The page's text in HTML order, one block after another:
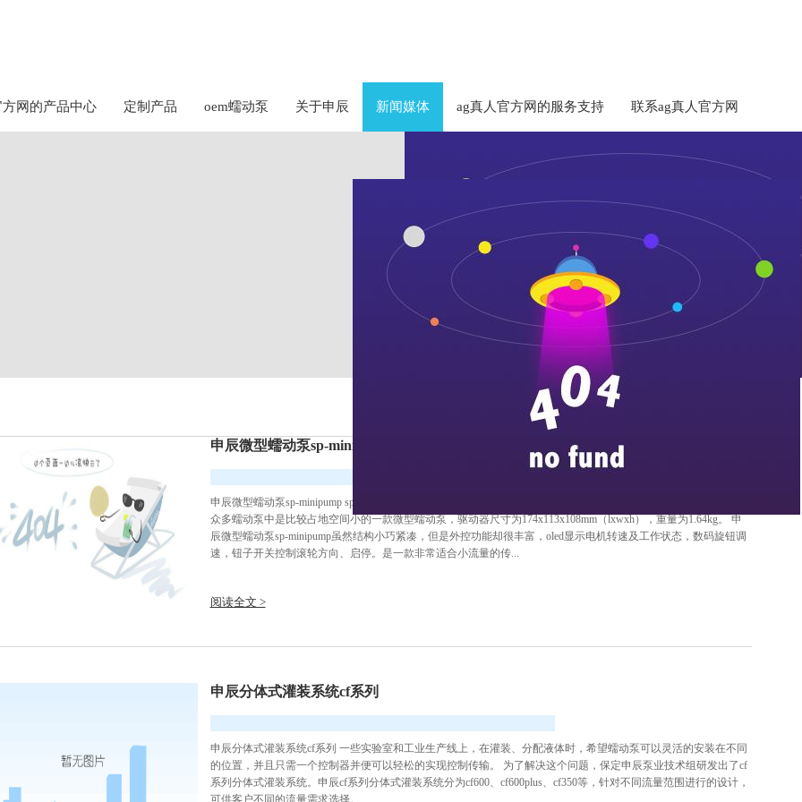
联系ag真人官方网
ag真人官方网的服务支持
新闻媒体
关于申辰
oem蠕动泵
定制产品
网的产品中心
申辰微型蠕动泵sp-minipump
申辰微型蠕动泵sp-minipump sp_minpump蠕动泵是申辰蠕动泵中一款紧凑型蠕动泵。此款蠕动泵如它名字一般，在
众多蠕动泵中是比较占地空间小的一款微型蠕动泵，驱动器尺寸为174x113x108mm（lxwxh），重量为1.64kg。 申
辰微型蠕动泵sp-minipump虽然结构小巧紧凑，但是外控功能却很丰富，oled显示电机转速及工作状态，数码旋钮调
速，钮子开关控制滚轮方向、启停。是一款非常适合小流量的传...
阅读全文 >
申辰分体式灌装系统cf系列
申辰分体式灌装系统cf系列 一些实验室和工业生产线上，在灌装、分配液体时，希望蠕动泵可以灵活的安装在不同
的位置，并且只需一个控制器并便可以轻松的实现控制传输。 为了解决这个问题，保定申辰泵业技术组研发出了cf
系列分体式灌装系统。申辰cf系列分体式灌装系统分为cf600、cf600plus、cf350等，针对不同流量范围进行的设计，
可供客户不同的流量需求选择。 ...